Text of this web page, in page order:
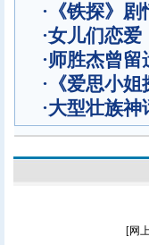
· 《铁探》
·女儿们恋爱
·师胜杰曾留
· 《爱思小
·大型壮族神
[网